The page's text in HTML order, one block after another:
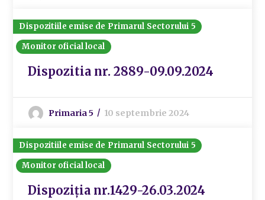
Dispozitiile emise de Primarul Sectorului 5
Monitor oficial local
Dispozitia nr. 2889-09.09.2024
Primaria 5 10 septembrie 2024
Dispozitiile emise de Primarul Sectorului 5
Monitor oficial local
Dispoziția nr.1429-26.03.2024